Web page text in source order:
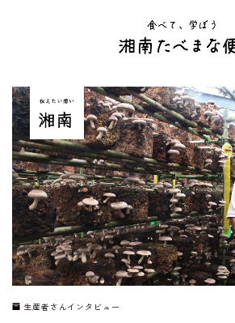
TOP
夏休み号「発見探求の夏」
オンライン寺子屋 たべまな行事食
生産者さんインタビュー
生産者さんインタビュー